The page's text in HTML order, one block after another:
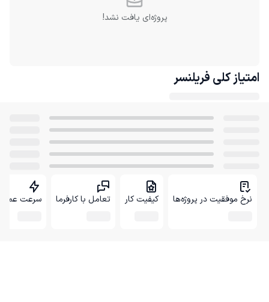
پروژه‌ای یافت نشد!
امتیاز کلی فریلنسر
نرخ موفقیت در پروژه‌ها کیفیت کار تعامل با کارفرما سرعت عمل